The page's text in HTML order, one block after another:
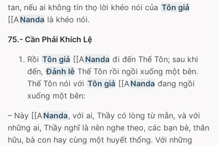
tan, nếu ai không tín thọ lời khéo nói của Tôn giả
[[A Nanda là khéo nói.
75.- Cần Phải Khích Lệ
Rồi Tôn giả [[A Nanda đi đến Thế Tôn; sau khi
đến, Đảnh lễ Thế Tôn rồi ngồi xuống một bên.
Thế Tôn nói với Tôn giả [[A Nanda đang ngồi
xuống một bên:
– Này [[A Nanda, với ai, Thầy có lòng từ mẫn, và với
những ai, Thầy nghĩ là nên nghe theo, các bạn bè, thân
hữu, bà con hay cùng một huyết thống. Với những